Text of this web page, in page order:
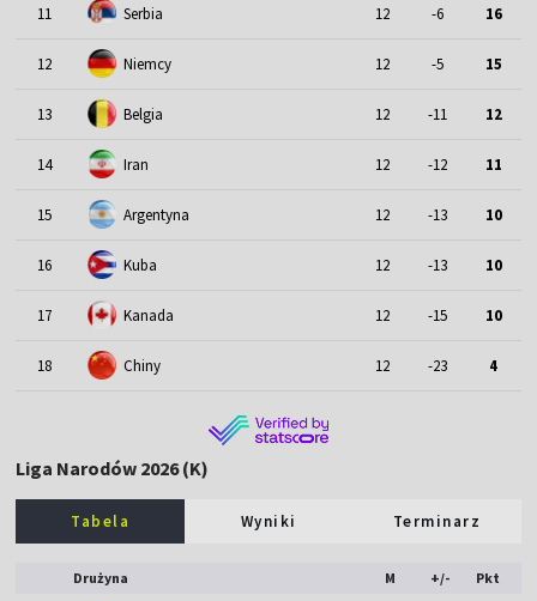
11 Serbia 12 -6 16
12 Niemcy 12 -5 15
13 Belgia 12 -11 12
14 Iran 12 -12 11
15 Argentyna 12 -13 10
16 Kuba 12 -13 10
17 Kanada 12 -15 10
18 Chiny 12 -23 4
Liga Narodów 2026 (K)
Tabela Wyniki Terminarz
Drużyna M +/- Pkt